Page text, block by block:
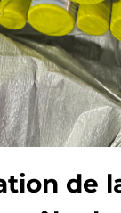
de